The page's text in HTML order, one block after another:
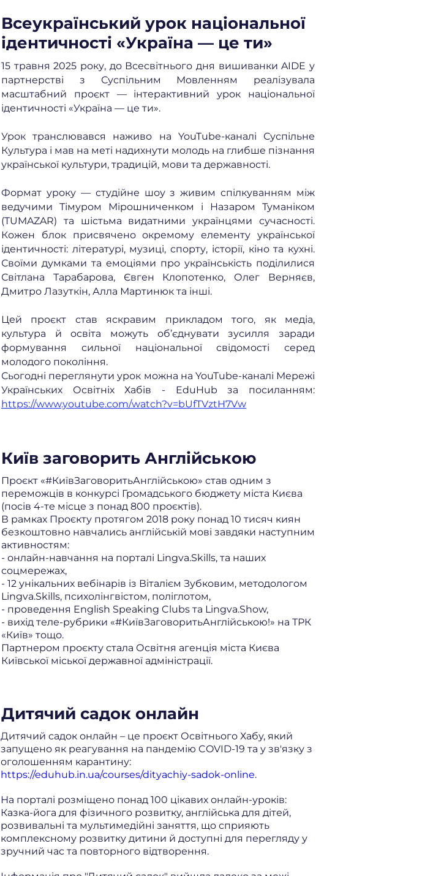
Всеукраїнський урок національної
ідентичності «Україна — це ти»
15 травня 2025 року, до Всесвітнього дня вишиванки AIDE у
партнерстві з Суспільним Мовленням реалізувала
масштабний проєкт — інтерактивний урок національної
ідентичності «Україна — це ти».
Урок транслювався наживо на YouTube-каналі Суспільне
Культура і мав на меті надихнути молодь на глибше пізнання
української культури, традицій, мови та державності.
Формат уроку — студійне шоу з живим спілкуванням між
ведучими Тімуром Мірошниченком і Назаром Туманіком
(TUMAZAR) та шістьма видатними українцями сучасності.
Кожен блок присвячено окремому елементу української
ідентичності: літературі, музиці, спорту, історії, кіно та кухні.
Своїми думками та емоціями про українськість поділилися
Світлана Тарабарова, Євген Клопотенко, Олег Верняєв,
Дмитро Лазуткін, Алла Мартинюк та інші.
Цей проєкт став яскравим прикладом того, як медіа,
культура й освіта можуть об’єднувати зусилля заради
формування сильної національної свідомості серед
молодого покоління.
Сьогодні переглянути урок можна на YouTube-каналі Мережі
Українських Освітніх Хабів - EduHub за посиланням:
https://www.youtube.com/watch?v=bUfTVztH7Vw
Київ заговорить Англійською
Проєкт «#КиївЗаговоритьАнглійською» став одним з
переможців в конкурсі Громадського бюджету міста Києва
(посів 4-те місце з понад 800 проєктів).
В рамках Проєкту протягом 2018 року понад 10 тисяч киян
безкоштовно навчались англійській мові завдяки наступним
активностям:
- онлайн-навчання на порталі Lingva.Skills, та наших
соцмережах,
- 12 унікальних вебінарів із Віталієм Зубковим, методологом
Lingva.Skills, психолінгвістом, поліглотом,
- проведення English Speaking Clubs та Lingva.Show,
- вихід теле-рубрики «#КиївЗаговоритьАнглійською!» на ТРК
«Київ» тощо.
Партнером проєкту стала Освітня агенція міста Києва
Київської міської державної адміністрації.
Дитячий садок онлайн
Дитячий садок онлайн – це проєкт Освітнього Хабу, який
запущено як реагування на пандемію COVID-19 та у зв'язку з
оголошенням карантину:
https://eduhub.in.ua/courses/dityachiy-sadok-online.
На порталі розміщено понад 100 цікавих онлайн-уроків:
Казка-йога для фізичного розвитку, англійська для дітей,
розвивальні та мультимедійні заняття, що сприяють
комплексному розвитку дитини й доступні для перегляду у
зручний час та повторного відтворення.